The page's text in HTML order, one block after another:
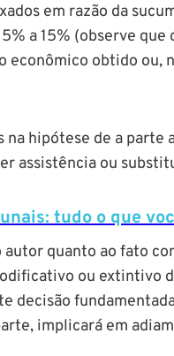
em razão da
a 15% (observe
econômico obtido ou,
hipótese de a parte
assistência ou
tudo o que
autor quanto ao fato
ou extintivo
decisão
implicará em